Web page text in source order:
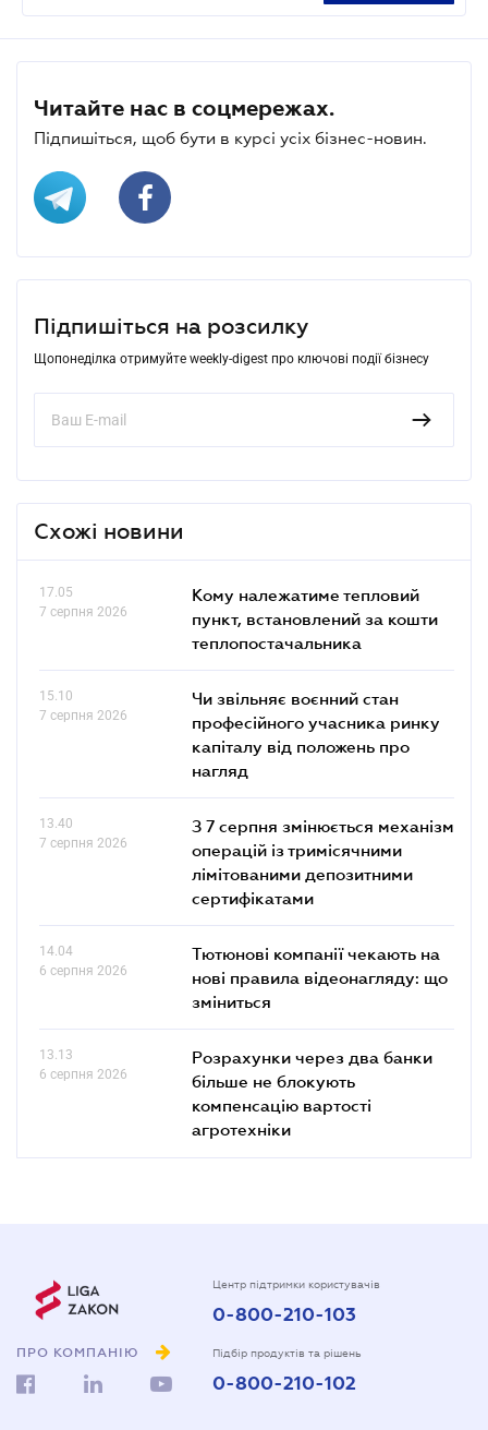
Читайте нас в соцмережах.
Підпишіться, щоб бути в курсі усіх бізнес-новин.
Підпишіться на розсилку
Щопонеділка отримуйте weekly-digest про ключові події бізнесу
Схожі новини
17.05
7 серпня 2026
Кому належатиме тепловий
пункт, встановлений за кошти
теплопостачальника
15.10
7 серпня 2026
Чи звільняє воєнний стан
професійного учасника ринку
капіталу від положень про
нагляд
13.40
7 серпня 2026
З 7 серпня змінюється механізм
операцій із тримісячними
лімітованими депозитними
сертифікатами
14.04
6 серпня 2026
Тютюнові компанії чекають на
нові правила відеонагляду: що
зміниться
13.13
6 серпня 2026
Розрахунки через два банки
більше не блокують
компенсацію вартості
агротехніки
ПРО КОМПАНІЮ
Центр підтримки користувачів
0-800-210-103
Підбір продуктів та рішень
0-800-210-102